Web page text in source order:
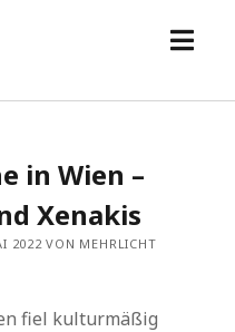
Menü
in Wien –
Xenakis
2022 VON MEHRLICHT
fiel kulturmäßig